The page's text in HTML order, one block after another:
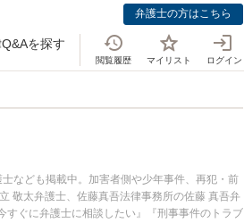
弁護士の方はこちら
を探す
閲覧履歴 マイリスト ログイン
なども掲載中。加害者側や少年事件、再犯・前
敬太弁護士、佐藤真吾法律事務所の佐藤 真吾弁
ぐに弁護士に相談したい』『刑事事件のトラブ